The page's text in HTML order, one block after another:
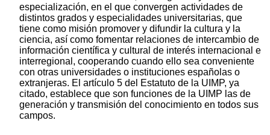
especialización, en el que convergen actividades de
distintos grados y especialidades universitarias, que
tiene como misión promover y difundir la cultura y la
ciencia, así como fomentar relaciones de intercambio de
información científica y cultural de interés internacional e
interregional, cooperando cuando ello sea conveniente
con otras universidades o instituciones españolas o
extranjeras. El artículo 5 del Estatuto de la UIMP, ya
citado, establece que son funciones de la UIMP las de
generación y transmisión del conocimiento en todos sus
campos.